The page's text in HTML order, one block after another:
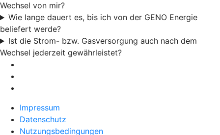
Wechsel von mir?
Wie lange dauert es, bis ich von der GENO Energie
beliefert werde?
Ist die Strom- bzw. Gasversorgung auch nach dem
Wechsel jederzeit gewährleistet?
Impressum
Datenschutz
Nutzungsbedingungen